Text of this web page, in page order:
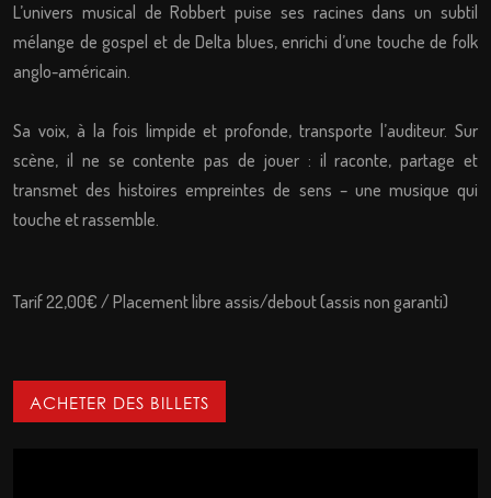
L’univers musical de Robbert puise ses racines dans un subtil
mélange de gospel et de Delta blues, enrichi d’une touche de folk
anglo-américain.
Sa voix, à la fois limpide et profonde, transporte l’auditeur. Sur
scène, il ne se contente pas de jouer : il raconte, partage et
transmet des histoires empreintes de sens – une musique qui
touche et rassemble.
Tarif 22,00€ / Placement libre assis/debout (assis non garanti)
ACHETER DES BILLETS